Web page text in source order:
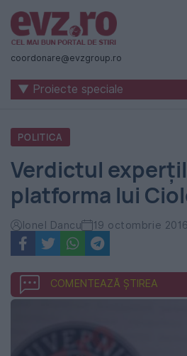
Știri
naționale
internaționale
România
-
Evenimentul
Zilei
coordonare@evzgroup.ro
▼ Proiecte speciale
POLITICA
Verdictul
platforma lui
Ionel Dancu 19 octombrie
COMENTEAZĂ ȘTIREA